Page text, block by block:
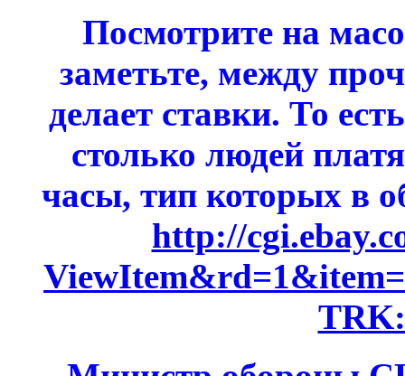
Посмотрите на
заметьте, между
делает ставки. То
столько людей
часы, тип которых в
http://